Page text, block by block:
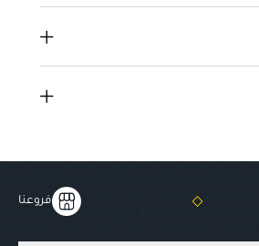
فروعنا